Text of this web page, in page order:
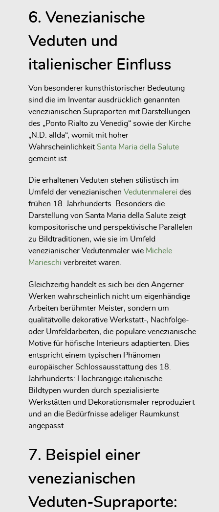
6. Venezianische
Veduten und
italienischer Einfluss
Von besonderer kunsthistorischer Bedeutung
sind die im Inventar ausdrücklich genannten
venezianischen Supraporten mit Darstellungen
des „Ponto Rialto zu Venedig“ sowie der Kirche
„N.D. allda“, womit mit hoher
WahrscheinlichkeitSanta Maria della Salute
gemeint ist.
Die erhaltenen Veduten stehen stilistisch im
Umfeld der venezianischen Vedutenmalerei des
frühen 18. Jahrhunderts. Besonders die
Darstellung von Santa Maria della Salute zeigt
kompositorische und perspektivische Parallelen
zu Bildtraditionen, wie sie im Umfeld
venezianischer Vedutenmaler wie Michele
Marieschi verbreitet waren.
Gleichzeitig handelt es sich bei den Angerner
Werken wahrscheinlich nicht um eigenhändige
Arbeiten berühmter Meister, sondern um
qualitätvolle dekorative Werkstatt-, Nachfolge-
oder Umfeldarbeiten, die populäre venezianische
Motive für höfische Interieurs adaptierten. Dies
entspricht einem typischen Phänomen
europäischer Schlossausstattung des 18.
Jahrhunderts: Hochrangige italienische
Bildtypen wurden durch spezialisierte
Werkstätten und Dekorationsmaler reproduziert
und an die Bedürfnisse adeliger Raumkunst
angepasst.
7. Beispiel einer
venezianischen
Veduten-Supraporte: